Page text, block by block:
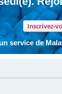
Inscrivez-
service de